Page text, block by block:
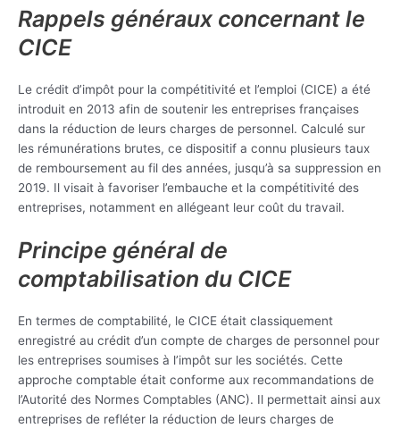
Rappels généraux concernant le
CICE
Le crédit d’impôt pour la compétitivité et l’emploi (CICE) a été
introduit en 2013 afin de soutenir les entreprises françaises
dans la réduction de leurs charges de personnel. Calculé sur
les rémunérations brutes, ce dispositif a connu plusieurs taux
de remboursement au fil des années, jusqu’à sa suppression en
2019. Il visait à favoriser l’embauche et la compétitivité des
entreprises, notamment en allégeant leur coût du travail.
Principe général de
comptabilisation du CICE
En termes de comptabilité, le CICE était classiquement
enregistré au crédit d’un compte de charges de personnel pour
les entreprises soumises à l’impôt sur les sociétés. Cette
approche comptable était conforme aux recommandations de
l’Autorité des Normes Comptables (ANC). Il permettait ainsi aux
entreprises de refléter la réduction de leurs charges de